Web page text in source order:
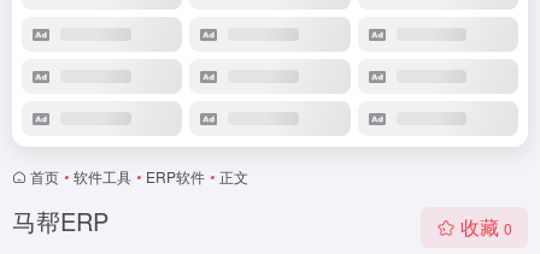
首页 • 软件工具 • ERP软件 • 正文
马帮ERP 收藏 0